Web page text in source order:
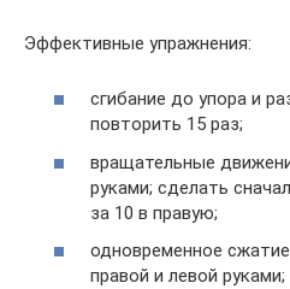
Эффективные упражнения:
сгибание до упора и
повторить 15 раз;
вращательные
руками; сделать
за 10 в правую;
одновременное
правой и левой